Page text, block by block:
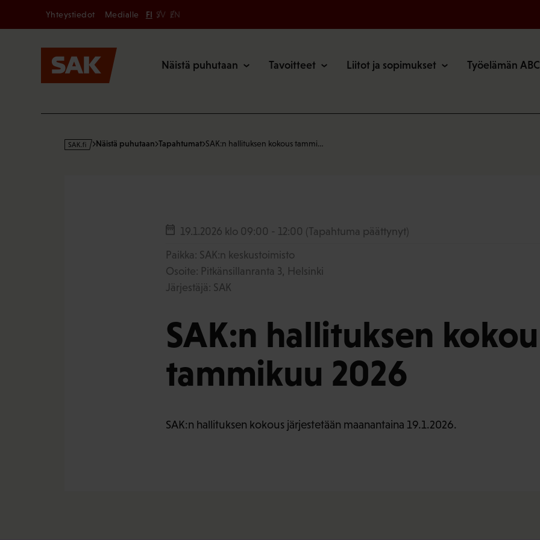
Secondary
Yhteystiedot Medialle FI SV EN
Näistä puhutaan Tavoitteet Liitot ja sopimukset Työelämän ABC
s
Näistä puhutaan Tapahtumat SAK:n hallituksen kokous tammi…
19.1.2026 klo 09:00 - 12:00 (Tapahtuma päättynyt)
Paikka: SAK:n keskustoimisto
Osoite: Pitkänsillanranta 3, Helsinki
Järjestäjä: SAK
SAK:n hallituksen
tammikuu 2026
SAK:n hallituksen kokous järjestetään maanantaina 19.1.2026.